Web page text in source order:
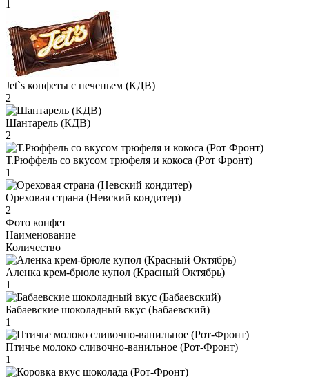
1
Jet`s конфеты с печеньем (КДВ)
2
Шантарель (КДВ)
2
Т.Рюффель со вкусом трюфеля и кокоса (Рот Фронт)
1
Ореховая страна (Невский кондитер)
2
Фото конфет
Наименование
Количество
Аленка крем-брюле купол (Красный Октябрь)
1
Бабаевские шоколадный вкус (Бабаевский)
1
Птичье молоко сливочно-ванильное (Рот-Фронт)
1